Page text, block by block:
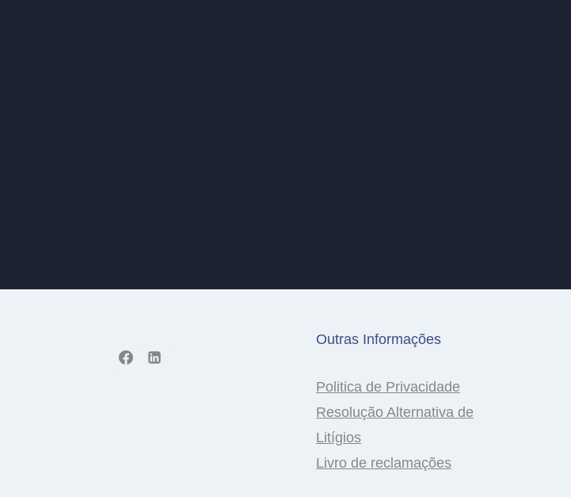
Outras Informações
Politica de Privacidade
Resolução Alternativa de
Litígios
Livro de reclamações